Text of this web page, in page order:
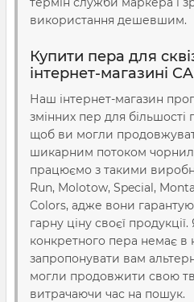
використання дешевшим.
Купити пера для
інтернет-магазині
Наш інтернет-магазин
змінних пер для більшості
щоб ви могли
шикарним потоком
працюємо з такими
Run, Molotow, Special,
Colors, адже вони
гарну ціну своєї
конкретного пера немає в
запропонувати вам
могли продовжити свою
витрачаючи час на пошук.